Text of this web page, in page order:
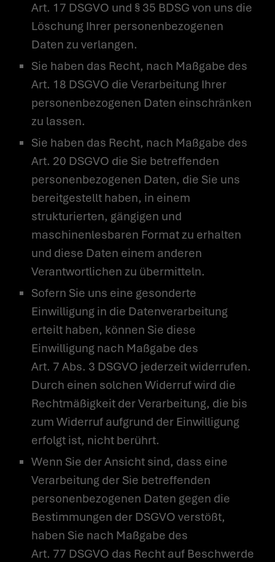
Art. 17 DSGVO und § 35 BDSG von uns die
Löschung Ihrer personenbezogenen
Daten zu verlangen.
Sie haben das Recht, nach Maßgabe des
Art. 18 DSGVO die Verarbeitung Ihrer
personenbezogenen Daten einschränken
zu lassen.
Sie haben das Recht, nach Maßgabe des
Art. 20 DSGVO die Sie betreffenden
personenbezogenen Daten, die Sie uns
bereitgestellt haben, in einem
strukturierten, gängigen und
maschinenlesbaren Format zu erhalten
und diese Daten einem anderen
Verantwortlichen zu übermitteln.
Sofern Sie uns eine gesonderte
Einwilligung in die Datenverarbeitung
erteilt haben, können Sie diese
Einwilligung nach Maßgabe des
Art. 7 Abs. 3 DSGVO jederzeit widerrufen.
Durch einen solchen Widerruf wird die
Rechtmäßigkeit der Verarbeitung, die bis
zum Widerruf aufgrund der Einwilligung
erfolgt ist, nicht berührt.
Wenn Sie der Ansicht sind, dass eine
Verarbeitung der Sie betreffenden
personenbezogenen Daten gegen die
Bestimmungen der DSGVO verstößt,
haben Sie nach Maßgabe des
Art. 77 DSGVO das Recht auf Beschwerde